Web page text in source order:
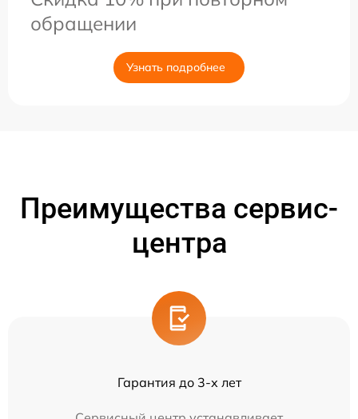
обращении
Узнать подробнее
Преимущества сервис-
центра
Гарантия до 3-х лет